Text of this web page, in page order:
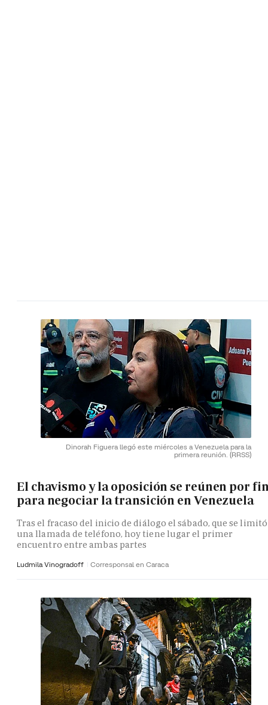
Dinorah Figuera llegó este miércoles a Venezuela para la
primera reunión. (RRSS)
El chavismo y la oposición se reúnen por
para negociar la transición en Venezuela
Tras el fracaso del inicio de diálogo el sábado, que se
una llamada de teléfono, hoy tiene lugar el primer
encuentro entre ambas partes
Ludmila Vinogradoff Corresponsal en Caraca